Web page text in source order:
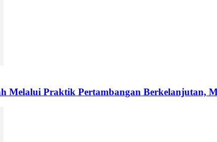
Melalui Praktik Pertambangan Berkelanjutan,